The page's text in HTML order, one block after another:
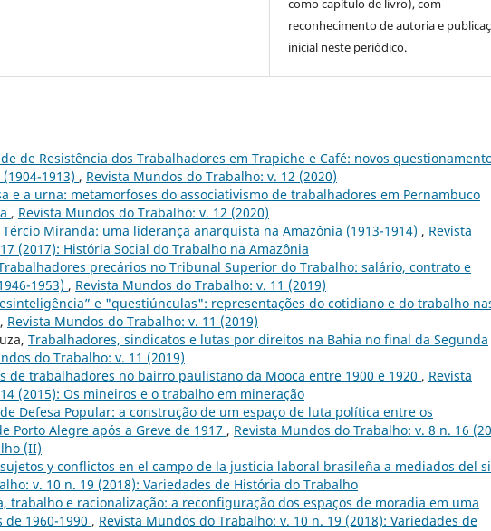
como capítulo de livro), com
reconhecimento de autoria e
inicial neste periódico.
de Resistência dos Trabalhadores em Trapiche e Café: novos
1913) , Revista Mundos do Trabalho: v. 12 (2020)
e a urna: metamorfoses do associativismo de trabalhadores em Pernambuco
, Revista Mundos do Trabalho: v. 12 (2020)
Tércio Miranda: uma liderança anarquista na Amazônia (1913-1914) , Revista
(2017): História Social do Trabalho na Amazônia
precários no Tribunal Superior do Trabalho: salário, contrato e
1953) , Revista Mundos do Trabalho: v. 11 (2019)
e "questiúnculas": representações do cotidiano e do trabalho
, Revista Mundos do Trabalho: v. 11 (2019)
Trabalhadores, sindicatos e lutas por direitos na Bahia no final da Segunda
do Trabalho: v. 11 (2019)
de trabalhadores no bairro paulistano da Mooca entre 1900 e 1920 , Revista
(2015): Os mineiros e o trabalho em mineração
Defesa Popular: a construção de um espaço de luta política entre os
Porto Alegre após a Greve de 1917 , Revista Mundos do Trabalho: v. 8 n. 16
(II)
y conflictos en el campo de la justicia laboral brasileña a mediados del
v. 10 n. 19 (2018): Variedades de História do Trabalho
trabalho e racionalização: a reconfiguração dos espaços de moradia em uma
1960-1990 , Revista Mundos do Trabalho: v. 10 n. 19 (2018): Variedades de